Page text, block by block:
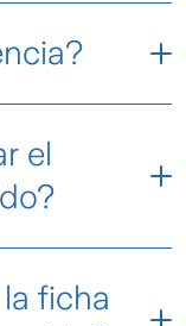
el
delficha